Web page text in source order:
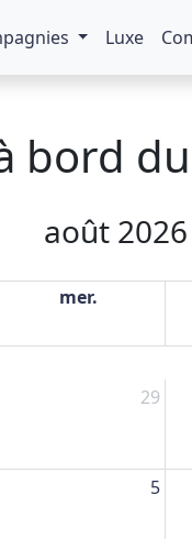
Luxe
bord
août 2026
mer.
29
5